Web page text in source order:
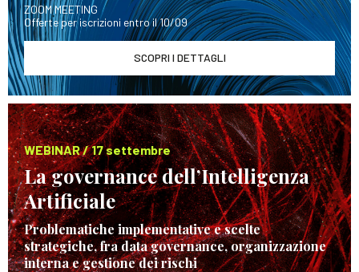
ZOOM MEETING
Offerte per iscrizioni entro il 10/09
SCOPRI I DETTAGLI
WEBINAR / 17 settembre
La governance dell’Intelligenza
Artificiale
Problematiche implementative e scelte
strategiche, fra data governance, organizzazione
interna e gestione dei rischi